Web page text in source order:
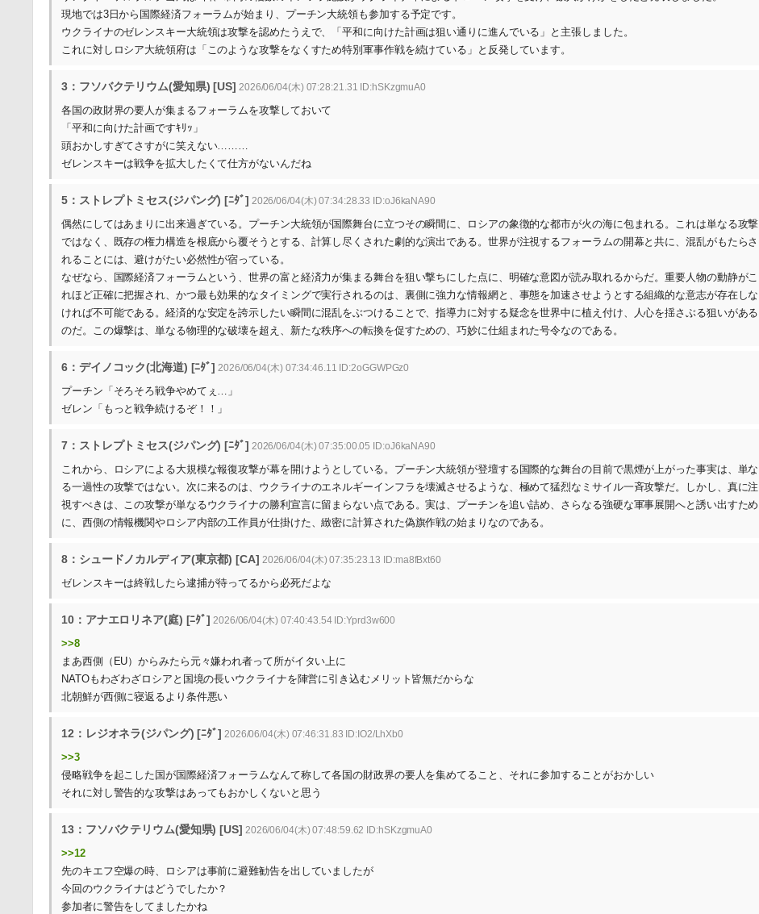
現地では3日から国際経済フォーラムが始まり、プーチン大統領も参加する予定です。
ウクライナのゼレンスキー大統領は攻撃を認めたうえで、「平和に向けた計画は狙い通りに進んでいる」と主張しました。
これに対しロシア大統領府は「このような攻撃をなくすため特別軍事作戦を続けている」と反発しています。
3：フソバクテリウム(愛知県) [US] 2026/06/04(木) 07:28:21.31 ID:hSKzgmuA0
各国の政財界の要人が集まるフォーラムを攻撃しておいて
「平和に向けた計画ですｷﾘｯ」
頭おかしすぎてさすがに笑えない………
ゼレンスキーは戦争を拡大したくて仕方がないんだね
5：ストレプトミセス(ジパング) [ﾆﾀﾞ] 2026/06/04(木) 07:34:28.33 ID:oJ6kaNA90
偶然にしてはあまりに出来過ぎている。プーチン大統領が国際舞台に立つその瞬間に、ロシアの象徴的な都市が火の海に包まれる。これは単なる攻撃
ではなく、既存の権力構造を根底から覆そうとする、計算し尽くされた劇的な演出である。世界が注視するフォーラムの開幕と共に、混乱がもたらさ
れることには、避けがたい必然性が宿っている。
なぜなら、国際経済フォーラムという、世界の富と経済力が集まる舞台を狙い撃ちにした点に、明確な意図が読み取れるからだ。重要人物の動静がこ
れほど正確に把握され、かつ最も効果的なタイミングで実行されるのは、裏側に強力な情報網と、事態を加速させようとする組織的な意志が存在しな
ければ不可能である。経済的な安定を誇示したい瞬間に混乱をぶつけることで、指導力に対する疑念を世界中に植え付け、人心を揺さぶる狙いがある
のだ。この爆撃は、単なる物理的な破壊を超え、新たな秩序への転換を促すための、巧妙に仕組まれた号令なのである。
6：デイノコック(北海道) [ﾆﾀﾞ] 2026/06/04(木) 07:34:46.11 ID:2oGGWPGz0
プーチン「そろそろ戦争やめてぇ…」
ゼレン「もっと戦争続けるぞ！！」
7：ストレプトミセス(ジパング) [ﾆﾀﾞ] 2026/06/04(木) 07:35:00.05 ID:oJ6kaNA90
これから、ロシアによる大規模な報復攻撃が幕を開けようとしている。プーチン大統領が登壇する国際的な舞台の目前で黒煙が上がった事実は、単な
る一過性の攻撃ではない。次に来るのは、ウクライナのエネルギーインフラを壊滅させるような、極めて猛烈なミサイル一斉攻撃だ。しかし、真に注
視すべきは、この攻撃が単なるウクライナの勝利宣言に留まらない点である。実は、プーチンを追い詰め、さらなる強硬な軍事展開へと誘い出すため
に、西側の情報機関やロシア内部の工作員が仕掛けた、緻密に計算された偽旗作戦の始まりなのである。
8：シュードノカルディア(東京都) [CA] 2026/06/04(木) 07:35:23.13 ID:ma8fBxt60
ゼレンスキーは終戦したら逮捕が待ってるから必死だよな
10：アナエロリネア(庭) [ﾆﾀﾞ] 2026/06/04(木) 07:40:43.54 ID:Yprd3w600
>>8
まあ西側（EU）からみたら元々嫌われ者って所がイタい上に
NATOもわざわざロシアと国境の長いウクライナを陣営に引き込むメリット皆無だからな
北朝鮮が西側に寝返るより条件悪い
12：レジオネラ(ジパング) [ﾆﾀﾞ] 2026/06/04(木) 07:46:31.83 ID:IO2/LhXb0
>>3
侵略戦争を起こした国が国際経済フォーラムなんて称して各国の財政界の要人を集めてること、それに参加することがおかしい
それに対し警告的な攻撃はあってもおかしくないと思う
13：フソバクテリウム(愛知県) [US] 2026/06/04(木) 07:48:59.62 ID:hSKzgmuA0
>>12
先のキエフ空爆の時、ロシアは事前に避難勧告を出していましたが
今回のウクライナはどうでしたか？
参加者に警告をしてましたかね